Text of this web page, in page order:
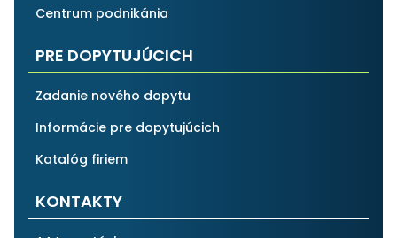
Centrum podnikánia
PRE DOPYTUJÚCICH
Zadanie nového dopytu
Informácie pre dopytujúcich
Katalóg firiem
KONTAKTY